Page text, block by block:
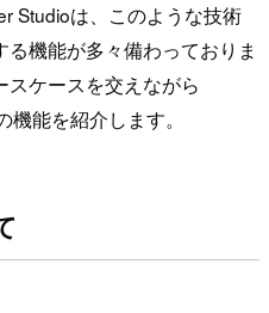
Studioは、このような技術
機能が多々備わっておりま
ケースを交えながら
能を紹介します。